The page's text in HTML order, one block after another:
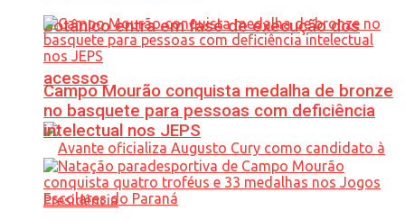
Botânico entra em fase de execução dos
acessos
Campo Mourão conquista medalha de bronze
no basquete para pessoas com deficiência
intelectual nos JEPS